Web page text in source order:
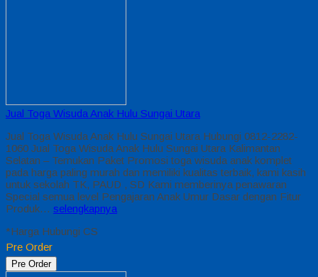
Jual Toga Wisuda Anak Hulu Sungai Utara
Jual Toga Wisuda Anak Hulu Sungai Utara Hubungi 0812-2282-
1060 Jual Toga Wisuda Anak Hulu Sungai Utara Kalimantan
Selatan – Temukan Paket Promosi toga wisuda anak komplet
pada harga paling murah dan memiliki kualitas terbaik, kami kasih
untuk sekolah TK, PAUD , SD Kami memberinya penawaran
Special semua level Pengajaran Anak Umur Dasar dengan Fitur
Produk… selengkapnya
*Harga Hubungi CS
Pre Order
Pre Order